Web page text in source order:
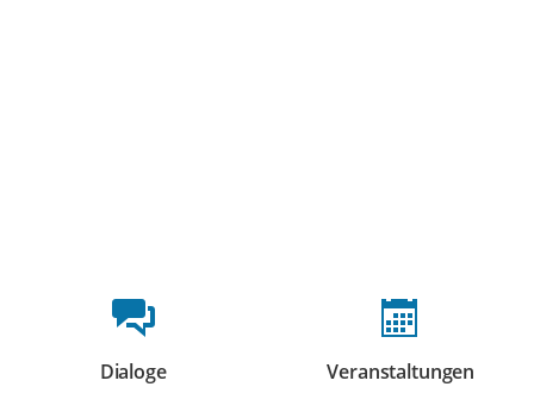
Beteiligungsformate
Dialoge Veranstaltungen